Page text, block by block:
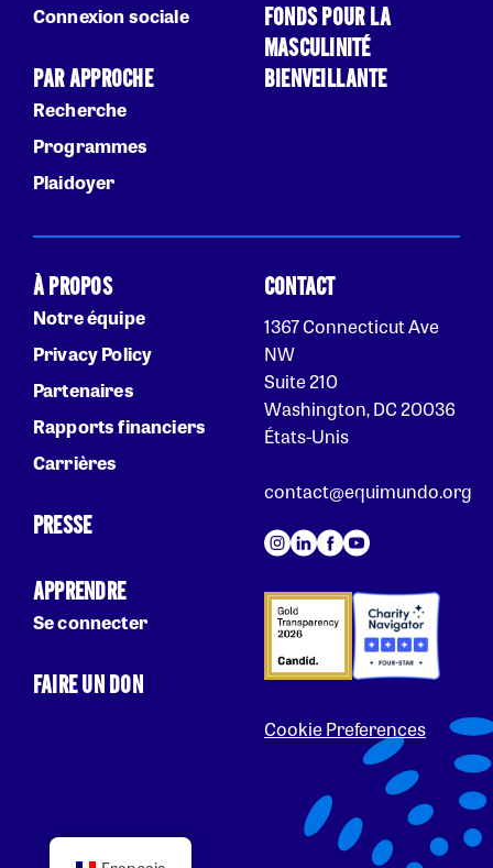
Connexion sociale
PAR APPROCHE
Recherche
Programmes
Plaidoyer
FONDS POUR LA
MASCULINITÉ
BIENVEILLANTE
À PROPOS
Notre équipe
Privacy Policy
Partenaires
Rapports financiers
Carrières
PRESSE
APPRENDRE
Se connecter
FAIRE UN DON
CONTACT
1367 Connecticut Ave
NW
Suite 210
Washington, DC 20036
États-Unis
contact@equimundo.org
Cookie Preferences